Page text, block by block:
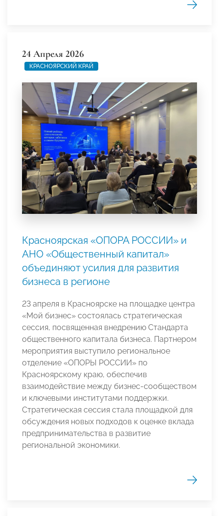
24 Апреля 2026
КРАСНОЯРСКИЙ КРАЙ
Красноярская «ОПОРА РОССИИ» и
АНО «Общественный капитал»
объединяют усилия для развития
бизнеса в регионе
23 апреля в Красноярске на площадке центра
«Мой бизнес» состоялась стратегическая
сессия, посвященная внедрению Стандарта
общественного капитала бизнеса. Партнером
мероприятия выступило региональное
отделение «ОПОРЫ РОССИИ» по
Красноярскому краю, обеспечив
взаимодействие между бизнес-сообществом
и ключевыми институтами поддержки.
Стратегическая сессия стала площадкой для
обсуждения новых подходов к оценке вклада
предпринимательства в развитие
региональной экономики.